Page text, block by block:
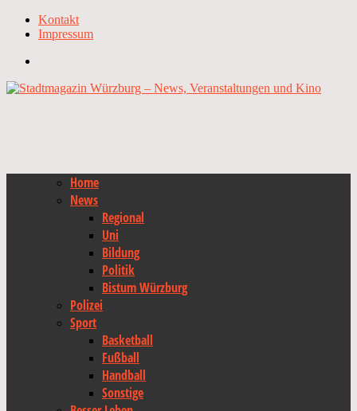
Kontakt
Impressum
Home
News
Regional
Uni
Bildung
Politik
Bistum Würzburg
Polizei
Sport
Basketball
Fußball
Handball
Sonstige